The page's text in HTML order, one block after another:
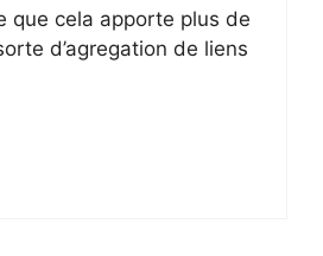
que cela apporte plus de
d’agregation de liens